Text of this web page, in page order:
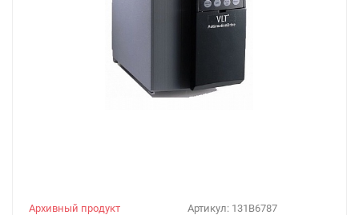
Артикул: 131B6787
Архивный продукт